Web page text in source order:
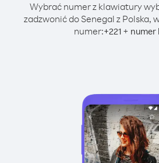
Wybrać numer z klawiatury
zadzwonić do Senegal z Polska,
numer:+221 + numer